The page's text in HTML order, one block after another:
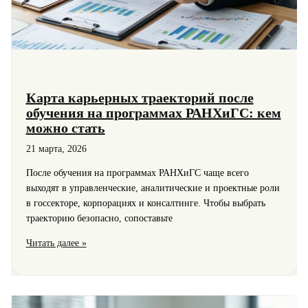
Карта карьерных траекторий после
обучения на программах РАНХиГС: кем
можно стать
21 марта, 2026
После обучения на программах РАНХиГС чаще всего
выходят в управленческие, аналитические и проектные роли
в госсекторе, корпорациях и консалтинге. Чтобы выбрать
траекторию безопасно, сопоставьте
Карта
обучения
Читать далее »